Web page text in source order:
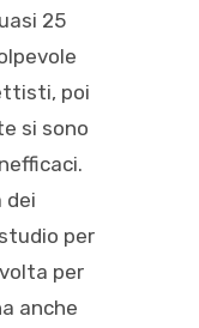
25
poi
si sono
dei
per
per
anche